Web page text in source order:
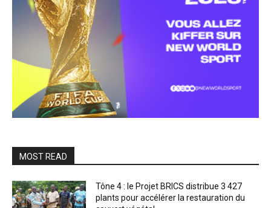
MOST READ
Tône 4 : le Projet BRICS distribue 3 427
plants pour accélérer la restauration du